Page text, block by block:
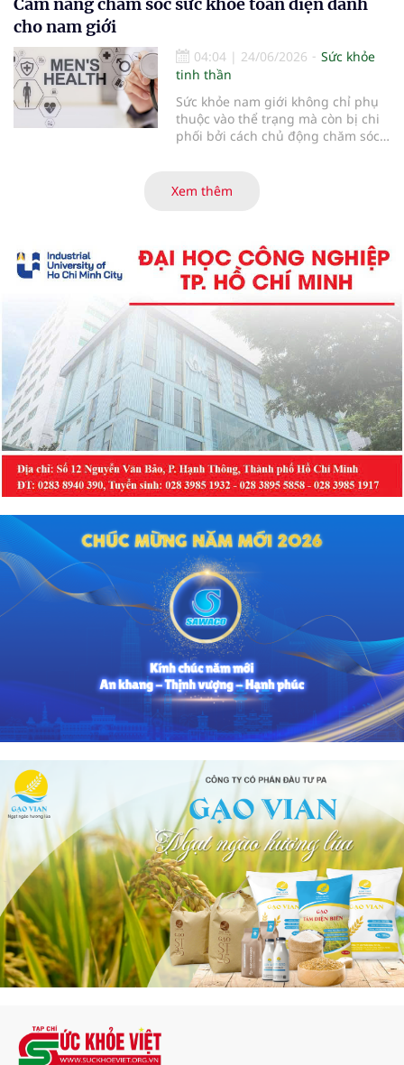
cho nam giới
04:04 | 24/06/2026
Sức khỏe
tinh thần
Sức khỏe nam giới không chỉ phụ
thuộc vào thể trạng mà còn bị chi
phối bởi cách chủ động chăm sóc
quen và nhận thức có thể tạo ra
Xem thêm